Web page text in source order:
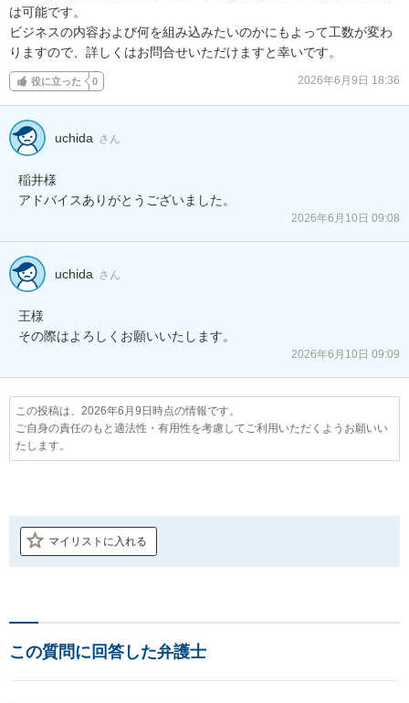
は可能です。
ビジネスの内容および何を組み込みたいのかにもよって工数が変わ
りますので、詳しくはお問合せいただけますと幸いです。
役に立った 0 2026年6月9日 18:36
uchida さん
稲井様
2026年6月10日 09:08
uchida さん
王様
その際はよろしくお願いいたします。
2026年6月10日 09:09
この投稿は、2026年6月9日時点の情報です。
ご自身の責任のもと適法性・有用性を考慮してご利用いただくようお願いい
たします。
マイリストに入れる
この質問に回答した弁護士